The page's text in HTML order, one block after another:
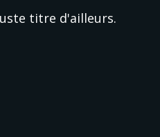
titre d'ailleurs.